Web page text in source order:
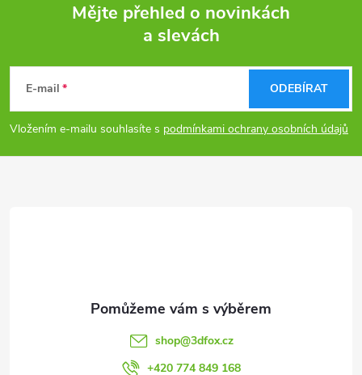
p
Mějte přehled o novinkách
a slevách
E-mail
Vložením e-mailu souhlasíte s podmínkami ochrany osobních údajů
ODEBÍRAT
shop@3dfox.cz
+420 774 849 168